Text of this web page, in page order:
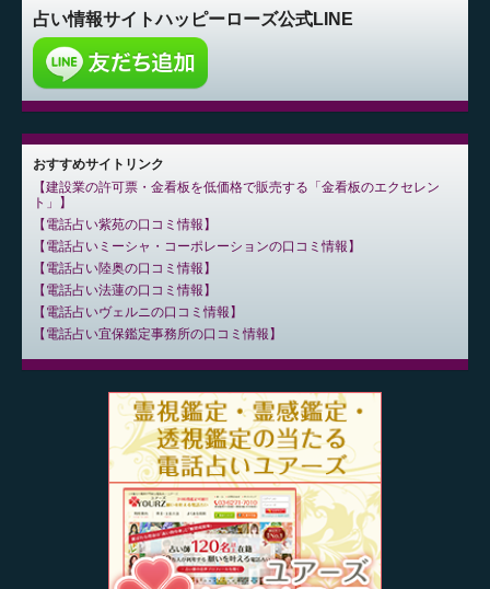
占い情報サイトハッピーローズ公式LINE
おすすめサイトリンク
建設業の許可票・金看板を低価格で販売する「金看板のエクセレン
ト」
電話占い紫苑の口コミ情報
電話占いミーシャ・コーポレーションの口コミ情報
電話占い陸奥の口コミ情報
電話占い法蓮の口コミ情報
電話占いヴェルニの口コミ情報
電話占い宜保鑑定事務所の口コミ情報